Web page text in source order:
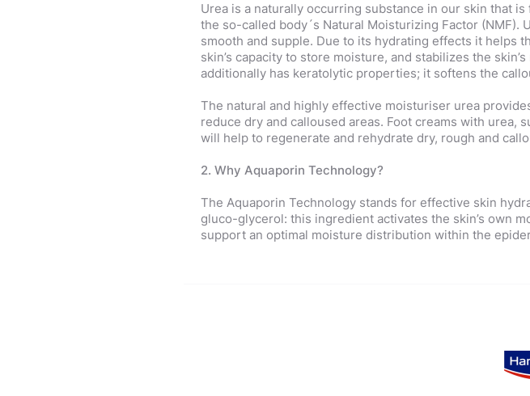
Urea is a naturally occurring substance in our skin that
the so-called body´s Natural Moisturizing Factor
smooth and supple. Due to its hydrating effects it helps
skin’s capacity to store moisture, and stabilizes the
additionally has keratolytic properties; it softens the
The natural and highly effective moisturiser urea
reduce dry and calloused areas. Foot creams with urea,
will help to regenerate and rehydrate dry, rough and
2. Why Aquaporin Technology?
The Aquaporin Technology stands for effective skin
gluco-glycerol: this ingredient activates the skin’s own
support an optimal moisture distribution within the